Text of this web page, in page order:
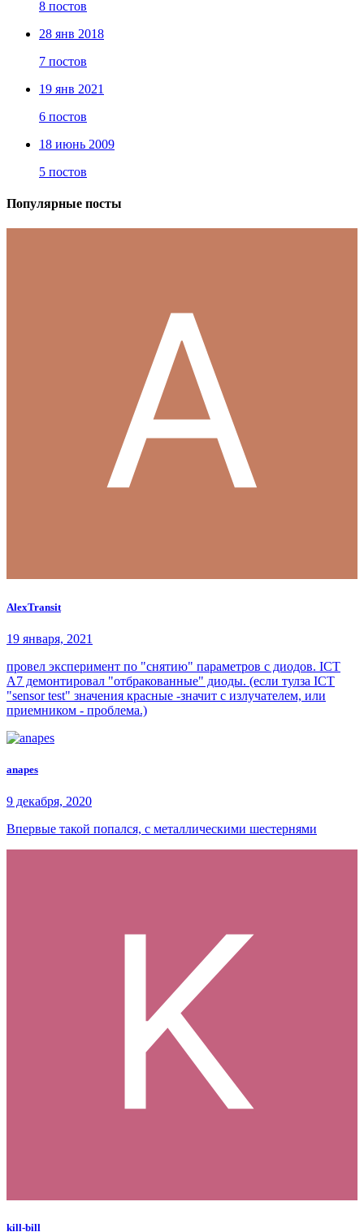
8 постов
28 янв 2018
7 постов
19 янв 2021
6 постов
18 июнь 2009
5 постов
Популярные посты
AlexTransit
19 января, 2021
провел эксперимент по "снятию" параметров с диодов. ICT
A7 демонтировал "отбракованные" диоды. (если тулза ICT
"sensor test" значения красные -значит c излучателем, или
приемником - проблема.)
anapes
9 декабря, 2020
Впервые такой попался, с металлическими шестернями
kill-bill